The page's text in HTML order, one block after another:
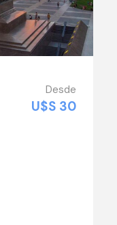
Desde
U$S 30